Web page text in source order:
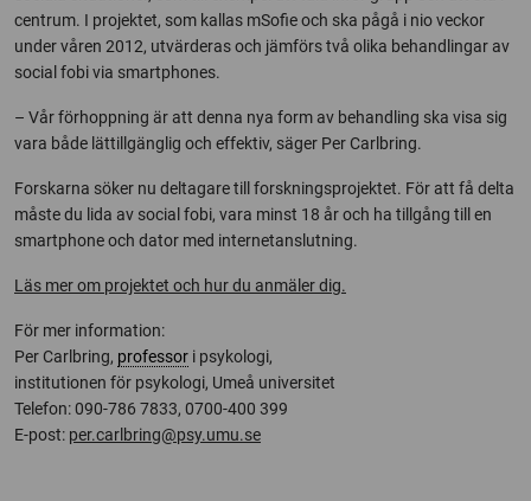
centrum. I projektet, som kallas mSofie och ska pågå i nio veckor
under våren 2012, utvärderas och jämförs två olika behandlingar av
social fobi via smartphones.
– Vår förhoppning är att denna nya form av behandling ska visa sig
vara både lättillgänglig och effektiv, säger Per Carlbring.
Forskarna söker nu deltagare till forskningsprojektet. För att få delta
måste du lida av social fobi, vara minst 18 år och ha tillgång till en
smartphone och dator med internetanslutning.
Läs mer om projektet och hur du anmäler dig.
För mer information:
Per Carlbring, professor i psykologi,
institutionen för psykologi, Umeå universitet
Telefon: 090-786 7833, 0700-400 399
E-post: per.carlbring@psy.umu.se